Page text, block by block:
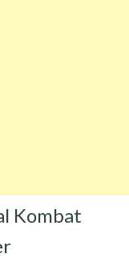
Kombat